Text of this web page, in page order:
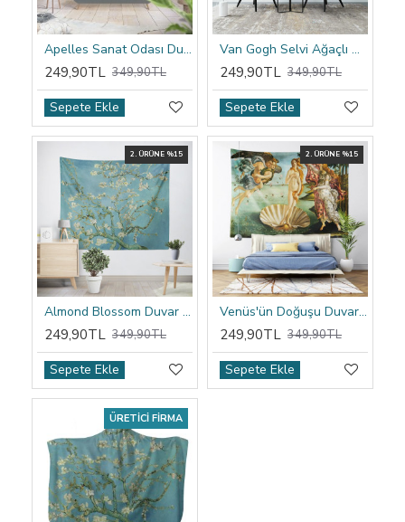
Apelles Sanat Odası Duvar Örtüsü
249,90TL 349,90TL
Sepete Ekle
Van Gogh Selvi Ağaçlı Buğday Tarlası Duvar Örtüsü
249,90TL 349,90TL
Sepete Ekle
2. ÜRÜNE %15
Almond Blossom Duvar Örtüsü
249,90TL 349,90TL
Sepete Ekle
2. ÜRÜNE %15
Venüs'ün Doğuşu Duvar Örtüsü
249,90TL 349,90TL
Sepete Ekle
ÜRETICI FIRMA